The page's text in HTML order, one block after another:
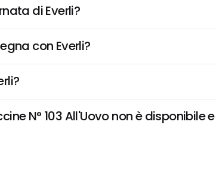
di Everli?
con Everli?
N° 103 All'Uovo non è